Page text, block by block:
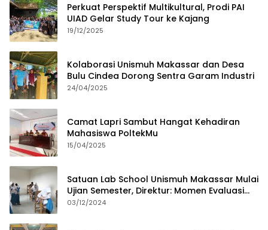
Perkuat Perspektif Multikultural, Prodi PAI
UIAD Gelar Study Tour ke Kajang
19/12/2025
Kolaborasi Unismuh Makassar dan Desa
Bulu Cindea Dorong Sentra Garam Industri
24/04/2025
Camat Lapri Sambut Hangat Kehadiran
Mahasiswa PoltekMu
15/04/2025
Satuan Lab School Unismuh Makassar Mulai
Ujian Semester, Direktur: Momen Evaluasi
Proses Pembelajaran
03/12/2024